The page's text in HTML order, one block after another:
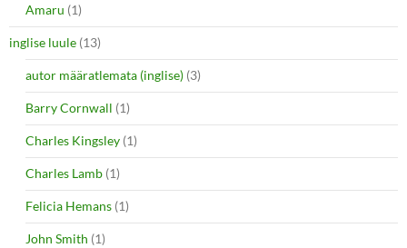
Amaru (1)
inglise luule (13)
autor määratlemata (inglise) (3)
Barry Cornwall (1)
Charles Kingsley (1)
Charles Lamb (1)
Felicia Hemans (1)
John Smith (1)